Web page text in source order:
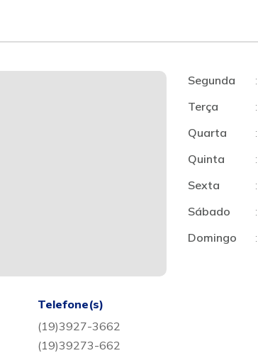
Segunda :
Terça
:
Quarta
:
Quinta
:
Sexta
:
Sábado
:
Domingo
:
Telefone(s)
(19)3927-3662
(19)39273-662